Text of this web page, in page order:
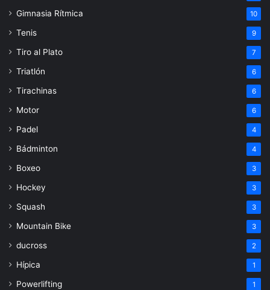
Gimnasia Rítmica 10
Tenis 9
Tiro al Plato 7
Triatlón 6
Tirachinas 6
Motor 6
Padel 4
Bádminton 4
Boxeo 3
Hockey 3
Squash 3
Mountain Bike 3
ducross 2
Hípica 1
Powerlifting 1